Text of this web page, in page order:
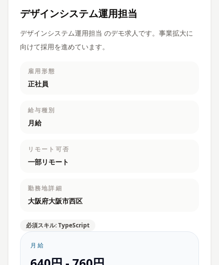
デザインシステム運用担当
デザインシステム運用担当 のデモ求人です。事業拡大に
向けて採用を進めています。
雇用形態
正社員
給与種別
月給
リモート可否
一部リモート
勤務地詳細
大阪府大阪市西区
必須スキル: TypeScript
月給